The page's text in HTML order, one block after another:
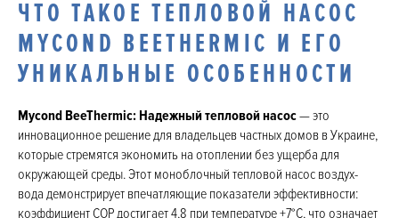
ЧТО ТАКОЕ ТЕПЛОВОЙ НАСОС
MYCOND BEETHERMIC И ЕГО
УНИКАЛЬНЫЕ ОСОБЕННОСТИ
Mycond BeeThermic: Надежный тепловой насос— это
инновационное решение для владельцев частных домов в Украине,
которые стремятся экономить на отоплении без ущерба для
окружающей среды. Этот моноблочный тепловой насос воздух-
вода демонстрирует впечатляющие показатели эффективности:
коэффициент COP достигает 4,8 при температуре +7°C, что означает